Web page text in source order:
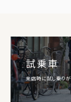
試乗車
来店時に試し乗り